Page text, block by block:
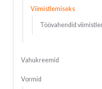
Viimistlemiseks
Töövahendid
Vahukreemid
Vormid